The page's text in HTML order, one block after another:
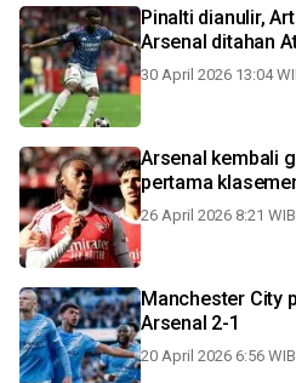
Pinalti dianulir,
Arsenal ditahan
30 April 2026 13:04
Arsenal kembali
pertama
26 April 2026 8:21 WIB
Manchester City
Arsenal 2-1
20 April 2026 6:56 WIB